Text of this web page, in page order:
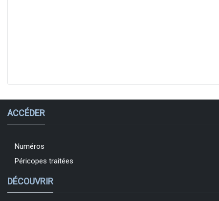
ACCÉDER
Numéros
Péricopes traitées
DÉCOUVRIR